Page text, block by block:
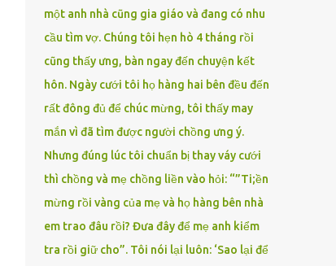
một anh nhà cũng gia giáo và đang có nhu
cầu tìm vợ. Chúng tôi hẹn hò 4 tháng rồi
cũng thấy ưng, bàn ngay đến chuyện kết
hôn. Ngày cưới tôi họ hàng hai bên đều đến
rất đông đủ để chúc mừng, tôi thấy may
mắn vì đã tìm được người chồng ưng ý.
Nhưng đúng lúc tôi chuẩn bị thay váy cưới
thì chồng và mẹ chồng liền vào hỏi: “”Ti;ền
mừng rồi vàng của mẹ và họ hàng bên nhà
em trao đâu rồi? Đưa đây để mẹ anh kiểm
tra rồi giữ cho”. Tôi nói lại luôn: ‘Sao lại để